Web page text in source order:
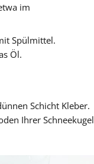
im
Spülmittel.
Öl.
Schicht Kleber.
Ihrer Schneekugel